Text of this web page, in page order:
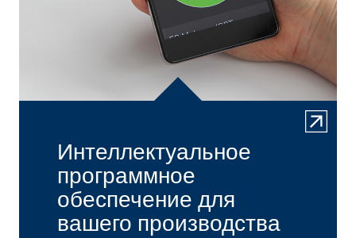
Интеллектуальное
программное
обеспечение для
вашего производства